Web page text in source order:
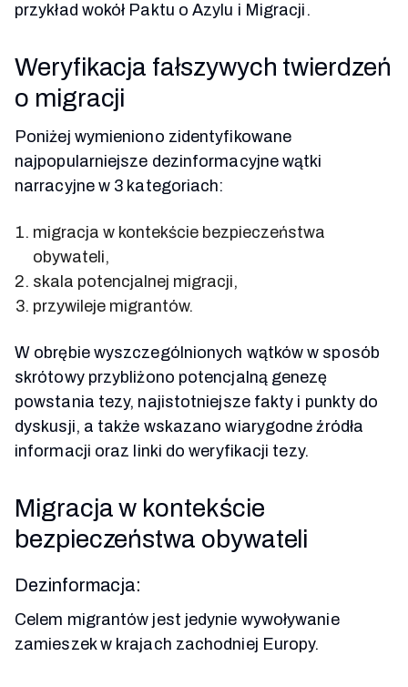
przykład wokół Paktu o Azylu i Migracji.
Weryfikacja fałszywych twierdzeń
o migracji
Poniżej wymieniono zidentyfikowane
najpopularniejsze dezinformacyjne wątki
narracyjne w 3 kategoriach:
migracja w kontekście bezpieczeństwa
obywateli,
skala potencjalnej migracji,
przywileje migrantów.
W obrębie wyszczególnionych wątków w sposób
skrótowy przybliżono potencjalną genezę
powstania tezy, najistotniejsze fakty i punkty do
dyskusji, a także wskazano wiarygodne źródła
informacji oraz linki do weryfikacji tezy.
Migracja w kontekście
bezpieczeństwa obywateli
Dezinformacja:
Celem migrantów jest jedynie wywoływanie
zamieszek w krajach zachodniej Europy.